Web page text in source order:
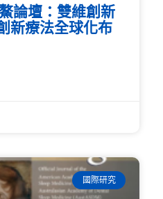
論壇：雙維創新
新療法全球化布
國際研究